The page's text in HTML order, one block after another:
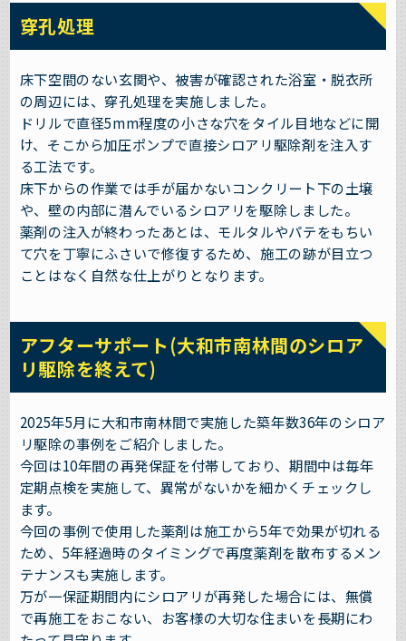
穿孔処理
床下空間のない玄関や、被害が確認された浴室・脱衣所
の周辺には、穿孔処理を実施しました。
ドリルで直径5mm程度の小さな穴をタイル目地などに開
け、そこから加圧ポンプで直接シロアリ駆除剤を注入す
る工法です。
床下からの作業では手が届かないコンクリート下の土壌
や、壁の内部に潜んでいるシロアリを駆除しました。
薬剤の注入が終わったあとは、モルタルやパテをもちい
て穴を丁寧にふさいで修復するため、施工の跡が目立つ
ことはなく自然な仕上がりとなります。
アフターサポート(大和市南林間のシロア
リ駆除を終えて)
2025年5月に大和市南林間で実施した築年数36年のシロア
リ駆除の事例をご紹介しました。
今回は10年間の再発保証を付帯しており、期間中は毎年
定期点検を実施して、異常がないかを細かくチェックし
ます。
今回の事例で使用した薬剤は施工から5年で効果が切れる
ため、5年経過時のタイミングで再度薬剤を散布するメン
テナンスも実施します。
万が一保証期間内にシロアリが再発した場合には、無償
で再施工をおこない、お客様の大切な住まいを長期にわ